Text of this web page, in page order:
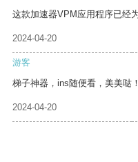
这款加速器VPM应用程序已经
2024-04-20
游客
梯子神器，ins随便看，美美哒！
2024-04-20